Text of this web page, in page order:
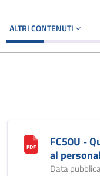
ALTRI CONTENUTI
FC50U -
al
Data